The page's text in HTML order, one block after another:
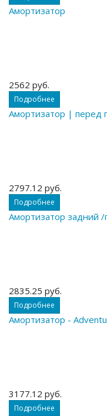
Амортизатор
2562 руб.
Подробнее
Амортизатор | перед
2797.12 руб.
Подробнее
Амортизатор задний /
2835.25 руб.
Подробнее
Амортизатор -
3177.12 руб.
Подробнее